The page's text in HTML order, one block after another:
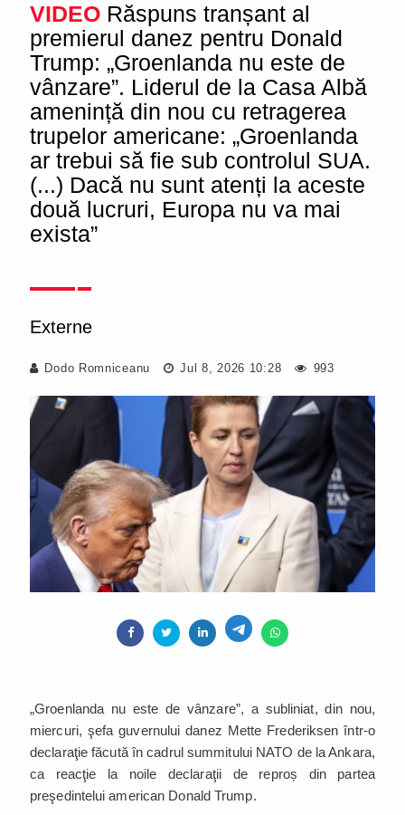
VIDEO Răspuns tranșant al
premierul danez pentru Donald
Trump: „Groenlanda nu este de
vânzare”. Liderul de la Casa Albă
amenință din nou cu retragerea
trupelor americane: „Groenlanda
ar trebui să fie sub controlul SUA.
(...) Dacă nu sunt atenți la aceste
două lucruri, Europa nu va mai
exista”
Externe
Dodo Romniceanu Jul 8, 2026 10:28 993
„Groenlanda nu este de vânzare”, a subliniat, din nou,
miercuri, şefa guvernului danez Mette Frederiksen într-o
declaraţie făcută în cadrul summitului NATO de la Ankara,
ca reacţie la noile declaraţii de reproș din partea
preşedintelui american Donald Trump.